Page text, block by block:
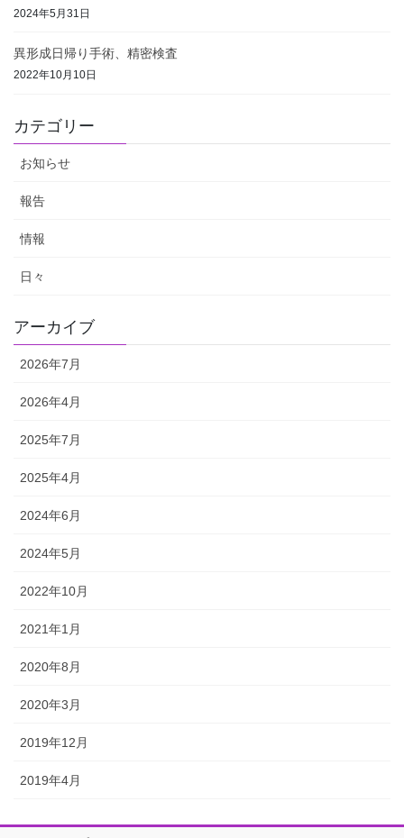
2024年5月31日
異形成日帰り手術、精密検査
2022年10月10日
カテゴリー
お知らせ
報告
情報
日々
アーカイブ
2026年7月
2026年4月
2025年7月
2025年4月
2024年6月
2024年5月
2022年10月
2021年1月
2020年8月
2020年3月
2019年12月
2019年4月